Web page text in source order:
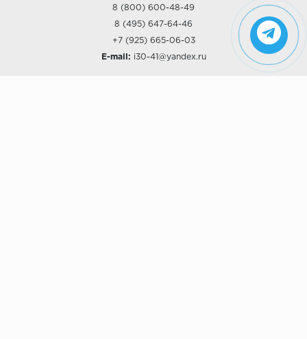
8 (800) 600-48-49
8 (495) 647-64-46
+7 (925) 665-06-03
E-mail: i30-41@yandex.ru